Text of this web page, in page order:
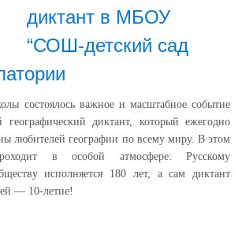
диктант в МБОУ
“СОШ-детский сад
состоялось важное и масштабное событие
диктант, который ежегодно
любителей географии по всему миру. В этом
в особой атмосфере: Русскому
исполняется 180 лет, а сам диктант
— 10-летие!